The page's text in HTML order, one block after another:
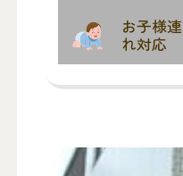
お子様連
れ対応